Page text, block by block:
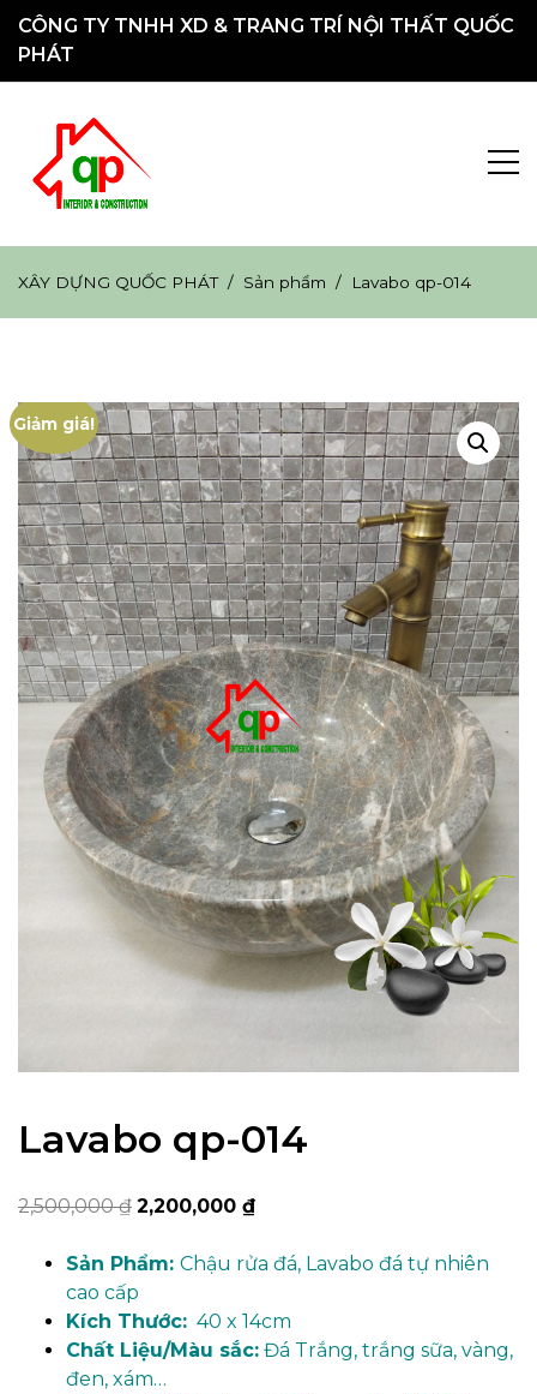
Chuyển
đến
CÔNG TY TNHH XD & TRANG TRÍ NỘI THẤT QUỐC
PHÁT
XÂY DỰNG
QUỐC PHÁT
XÂY DỰNG QUỐC PHÁT Sản phẩm Lavabo qp-014
Giảm giá!
Lavabo qp-014
2,500,000₫ Giá
là:
2,500,000 ₫.
2,200,000 ₫Giá
tại
2,200,000 ₫.
Sản Phẩm: Chậu rửa đá, Lavabo đá tự nhiên
cao cấp
Kích Thước: 40 x 14cm
Chất Liệu/Màu sắc: Đá Trắng, trắng sữa, vàng,
đen, xám…